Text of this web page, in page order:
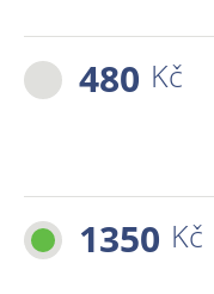
480 Kč
1350 Kč